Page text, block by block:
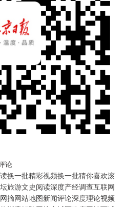
论
换一批精彩视频换一批猜你喜欢滚
旅游文史阅读深度产经调查互联网
摘网站地图新闻评论深度理论视频